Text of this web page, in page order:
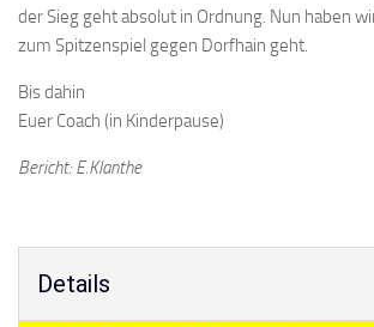
der Sieg geht absolut in Ordnung. Nun haben
zum Spitzenspiel gegen Dorfhain geht.
Bis dahin
Euer Coach (in Kinderpause)
Bericht: E.Klanthe
Details